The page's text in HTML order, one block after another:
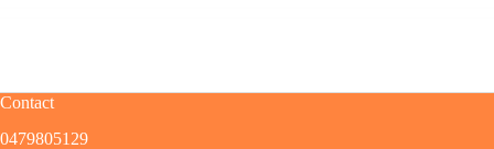
Contact
0479805129